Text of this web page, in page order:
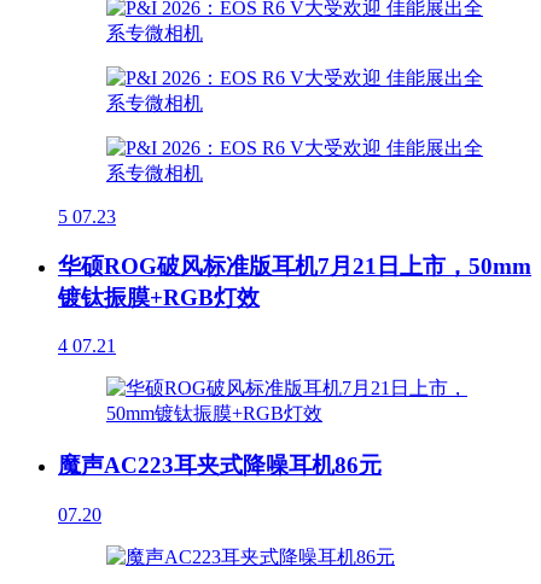
5 07.23
华硕ROG破风标准版耳机7月21日上市，50mm
镀钛振膜+RGB灯效
4 07.21
魔声AC223耳夹式降噪耳机86元
07.20